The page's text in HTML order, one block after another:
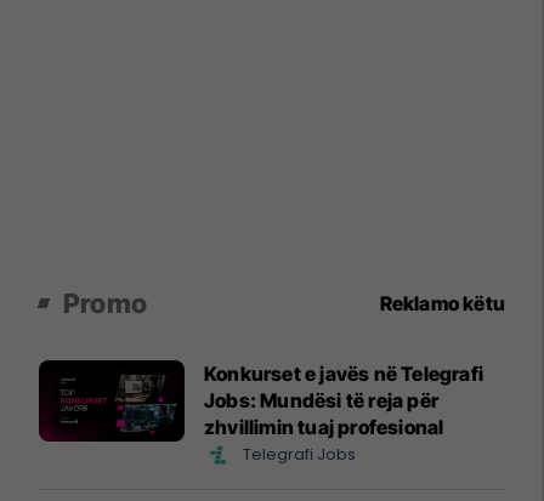
Promo Reklamo këtu
Konkurset e javës në Telegrafi
Jobs: Mundësi të reja për
zhvillimin tuaj profesional
Telegrafi Jobs